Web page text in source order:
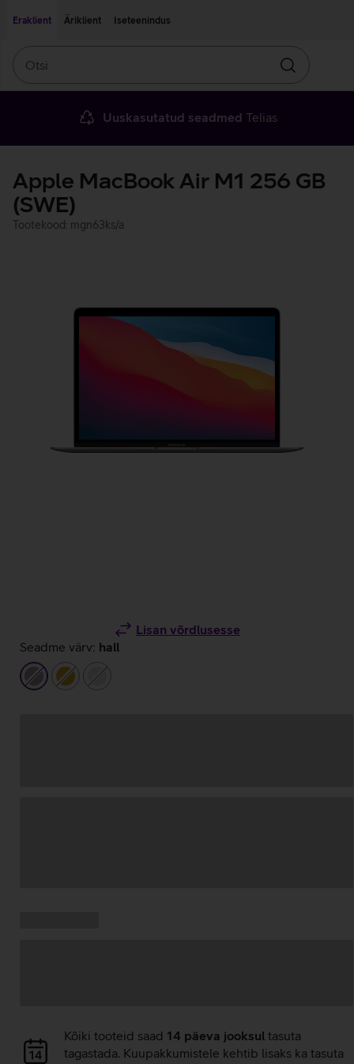
Eraklient
Äriklient Iseteenindus
Otsin
Uuskasutatud seadmed Telias
Apple MacBook Air M1 256 GB
(SWE)
Tootekood: mgn63ks/a
Lisan võrdlusesse
Seadme värv: hall
hall
kuldnehõbedane
Andmete
laadimine
Kõiki tooteid saad 14 päeva jooksul tasuta
tagastada. Kuupakkumistele kehtib lisaks ka tasuta